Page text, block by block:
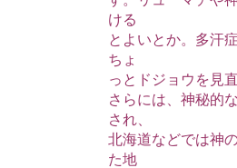
ける
とよいとか。多汗
ちょ
っとドジョウを見
さらには、神秘的
され、
北海道などでは神
た地